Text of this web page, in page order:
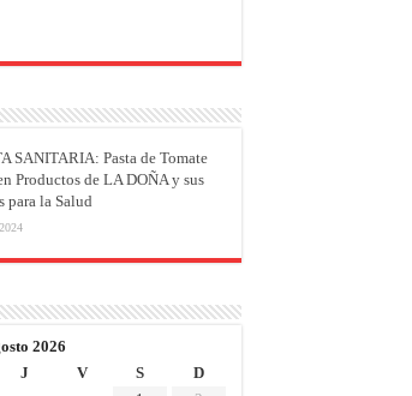
SANITARIA: Pasta de Tomate
Productos de LA DOÑA y sus
para la Salud
2026
J V S
D